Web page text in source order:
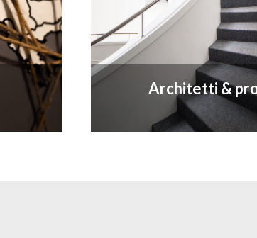
Architetti &